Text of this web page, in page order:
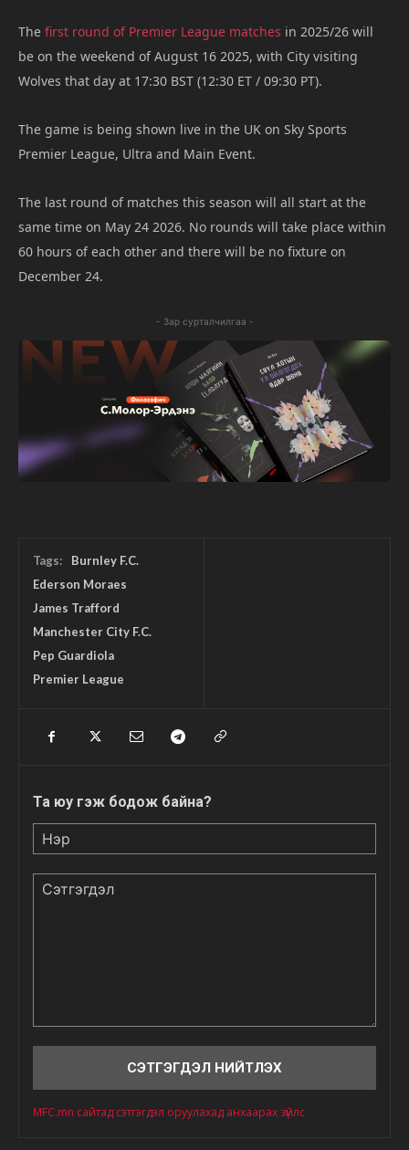
The first round of Premier League matches in 2025/26 will
be on the weekend of August 16 2025, with City visiting
Wolves that day at 17:30 BST (12:30 ET / 09:30 PT).
The game is being shown live in the UK on Sky Sports
Premier League, Ultra and Main Event.
The last round of matches this season will all start at the
same time on May 24 2026. No rounds will take place within
60 hours of each other and there will be no fixture on
December 24.
- Зар сурталчилгаа -
Tags:
Burnley F.C.
Ederson Moraes
James Trafford
Manchester City F.C.
Pep Guardiola
Premier League
Та юу гэж бодож байна?
MFC.mn сайтад сэтгэгдэл оруулахад анхаарах зүйлс